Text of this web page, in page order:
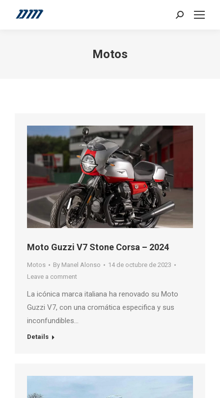
Search:
Motos
Moto Guzzi V7 Stone Corsa – 2024
Motos By Manel Alonso
14 de octubre de 2023
Leave a comment
La icónica marca italiana ha renovado su Moto
Guzzi V7, con una cromática especifica y sus
inconfundibles…
Details